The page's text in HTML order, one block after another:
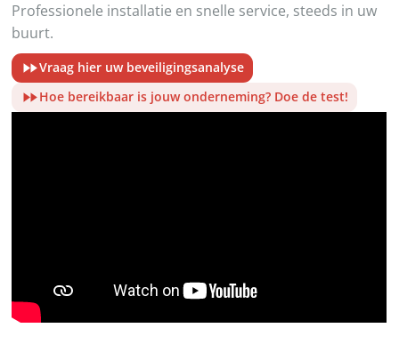
Professionele installatie en snelle service, steeds in uw
buurt.
Vraag hier uw beveiligingsanalyse
Hoe bereikbaar is jouw onderneming? Doe de test!